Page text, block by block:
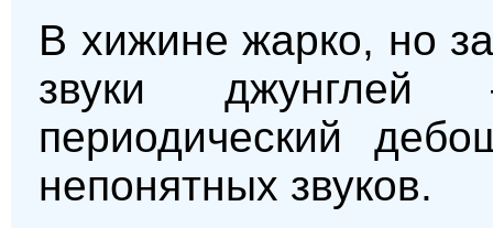
В хижине жарко, но
звуки
периодический
непонятных звуков.